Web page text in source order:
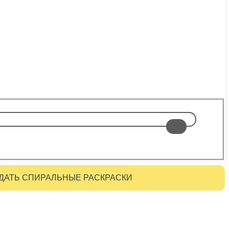
СПИРАЛЬНЫЕ РАСКРАСКИ